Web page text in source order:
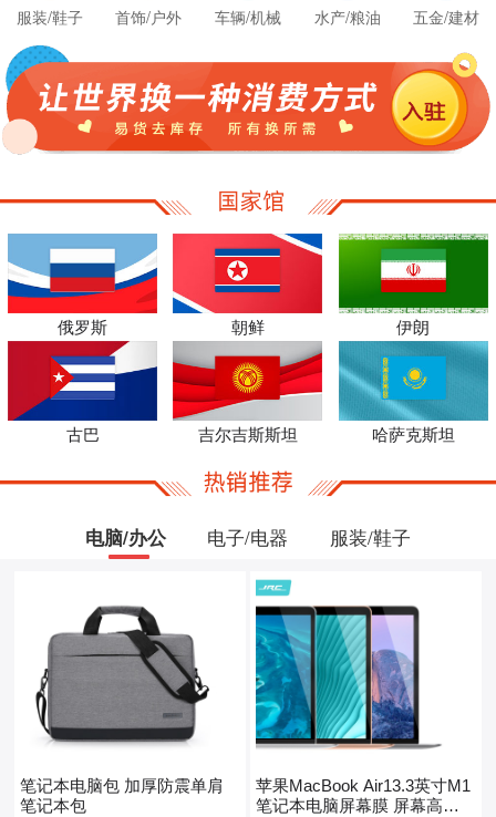
服装/鞋子 首饰/户外 车辆/机械 水产/粮油 五金/建材
俄罗斯 朝鲜 伊朗
古巴 吉尔吉斯斯坦 哈萨克斯坦
电脑/办公 电子/电器 服装/鞋子
笔记本电脑包 加厚防震单肩
笔记本包
苹果MacBook Air13.3英寸M1
笔记本电脑屏幕膜 屏幕高清